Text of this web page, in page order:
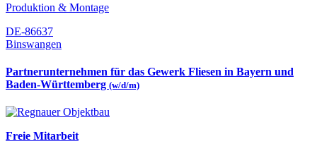
Produktion & Montage
DE-86637
Binswangen
Partnerunternehmen für das Gewerk Fliesen in Bayern und
Baden-Württemberg (w/d/m)
Freie Mitarbeit